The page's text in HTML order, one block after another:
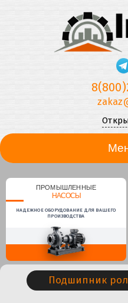
ПРОМЫШЛЕННЫЕ
НАСОСЫ
НАДЕЖНОЕ ОБОРУДОВАНИЕ ДЛЯ ВАШЕГО
ПРОИЗВОДСТВА
Подшипник